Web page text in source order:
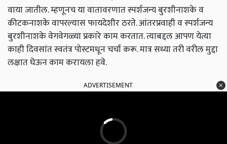
वाया जातील. म्हणूनच या वातावरणात स्पर्शजन्य बुरशीनाशके व
कीटकनाशके वापरल्यास फायदेशीर ठरते. आंतरप्रवाही व स्पर्शजन्य
बुरशीनाशके वेगवेगळ्या प्रकारे काम करतात. त्याबद्दल आपण येत्या
काही दिवसांत स्वतंत्र पोस्टमधून चर्चा करू. मात्र सध्या तरी वरील मुद्दा
लक्षात घेऊन काम करायला हवे.
ADVERTISEMENT